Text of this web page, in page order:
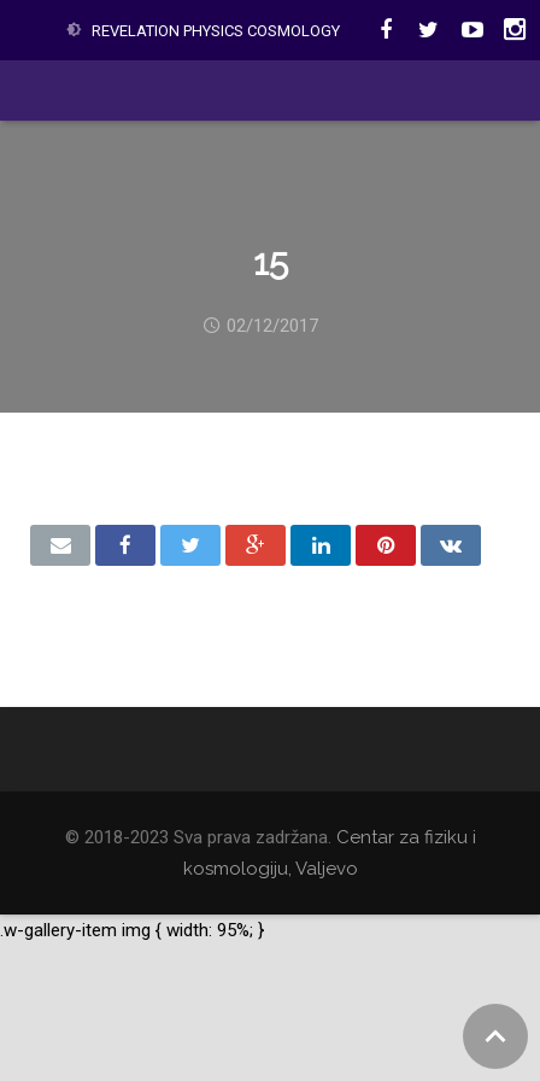
REVELATION PHYSICS COSMOLOGY
15
02/12/2017
© 2018-2023 Sva prava zadržana. Centar za fiziku i
kosmologiju, Valjevo
.w-gallery-item img { width: 95%; }